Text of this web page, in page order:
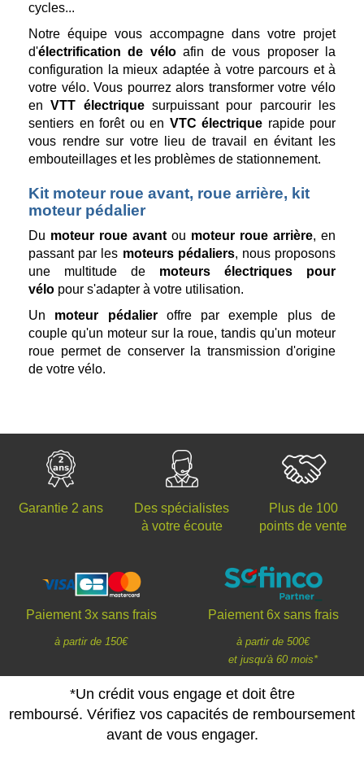
cycles...
Notre équipe vous accompagne dans votre projet
d'électrification de vélo afin de vous proposer la
configuration la mieux adaptée à votre parcours et à
votre vélo. Vous pourrez alors transformer votre vélo
en
VTT électrique surpuissant pour parcourir les
sentiers en forêt ou en VTC électrique rapide pour
vous rendre sur votre lieu de travail en évitant les
embouteillages et les problèmes de stationnement.
Kit moteur roue avant, roue arrière, kit
moteur pédalier
Du moteur roue avant ou moteur roue arrière, en
passant par les moteurs pédaliers, nous proposons
une multitude de
moteurs électriques pour
vélo pour s'adapter à votre utilisation.
Un
moteur pédalier
offre par exemple plus de
couple qu'un moteur sur la roue, tandis qu'un moteur
roue permet de conserver la transmission d'origine
de votre vélo.
Garantie 2 ans
Des spécialistes
à votre écoute
Plus de 100
points de vente
Paiement 3x sans frais
à partir de 150€
Paiement 6x sans frais
à partir de 500€
et jusqu'à 60 mois*
*Un crédit vous engage et doit être
remboursé. Vérifiez vos capacités de remboursement
avant de vous engager.